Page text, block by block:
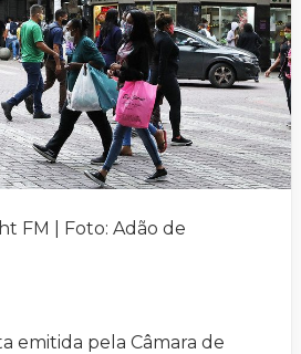
FM | Foto: Adão de
emitida pela Câmara de